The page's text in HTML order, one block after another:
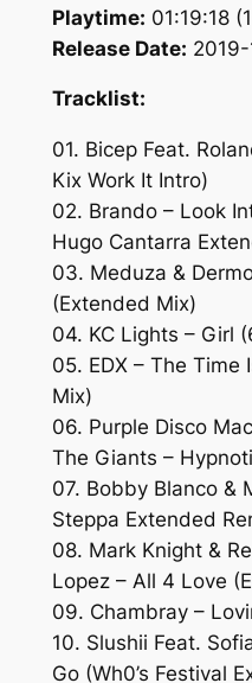
Playtime: 01:19:18
Release Date:
Tracklist:
01. Bicep Feat.
Kix Work It Intro)
02. Brando – Look
Hugo Cantarra
03. Meduza &
(Extended Mix)
04. KC Lights – Girl
05. EDX – The Time
Mix)
06. Purple Disco
The Giants –
07. Bobby Blanco &
Steppa Extended
08. Mark Knight &
Lopez – All 4 Love
09. Chambray –
10. Slushii Feat.
Go (Wh0’s Festival